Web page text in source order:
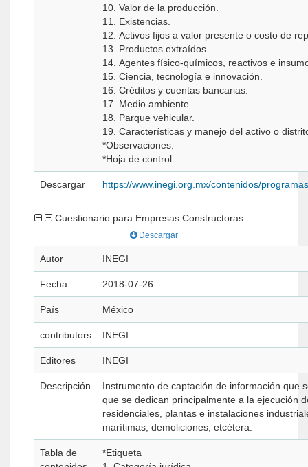
10. Valor de la producción.
11. Existencias.
12. Activos fijos a valor presente o costo de
13. Productos extraídos.
14. Agentes físico-químicos, reactivos e
15. Ciencia, tecnología e innovación.
16. Créditos y cuentas bancarias.
17. Medio ambiente.
18. Parque vehicular.
19. Características y manejo del activo o
*Observaciones.
*Hoja de control.
Descargar https://www.inegi.org.mx/contenidos/
Cuestionario para Empresas Constructoras
Descargar
Autor INEGI
Fecha 2018-07-26
País México
contributors INEGI
Editores INEGI
Descripción
Instrumento de captación de información que
que se dedican principalmente a la ejecución
residenciales, plantas e instalaciones
marítimas, demoliciones, etcétera.
Tabla de
*Etiqueta